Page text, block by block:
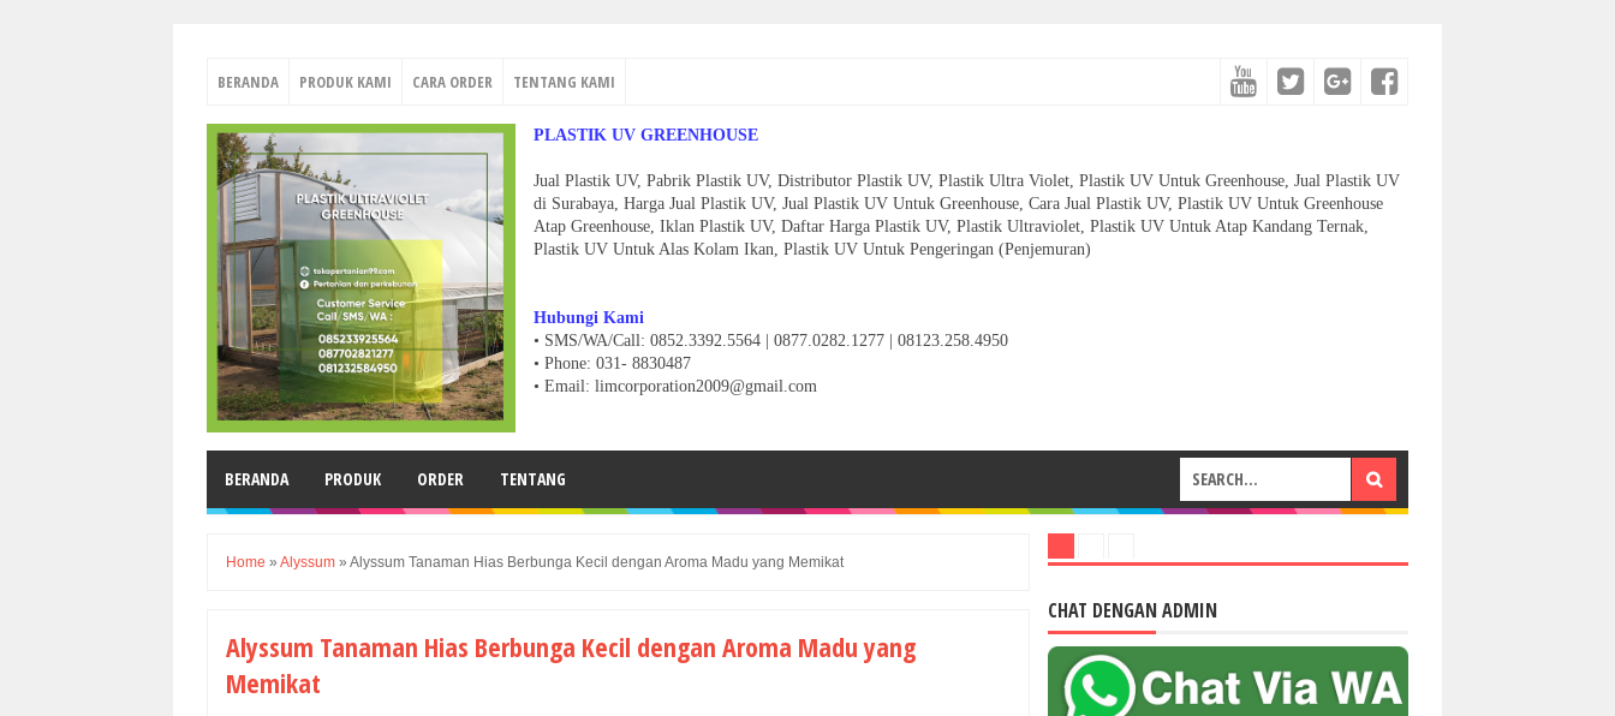
BERANDA PRODUK KAMI CARA ORDER TENTANG KAMI
PLASTIK UV GREENHOUSE
Jual Plastik UV, Pabrik Plastik UV, Distributor Plastik UV, Plastik Ultra Violet, Plastik UV Untuk Greenhouse, Jual Plastik UV
di Surabaya, Harga Jual Plastik UV, Jual Plastik UV Untuk Greenhouse, Cara Jual Plastik UV, Plastik UV Untuk Greenhouse
Atap Greenhouse, Iklan Plastik UV, Daftar Harga Plastik UV, Plastik Ultraviolet, Plastik UV Untuk Atap Kandang Ternak,
Plastik UV Untuk Alas Kolam Ikan, Plastik UV Untuk Pengeringan (Penjemuran)
Hubungi Kami
• SMS/WA/Call: 0852.3392.5564 | 0877.0282.1277 | 08123.258.4950
• Phone: 031- 8830487
• Email: limcorporation2009@gmail.com
BERANDA PRODUK ORDER TENTANG
Home » Alyssum » Alyssum Tanaman Hias Berbunga Kecil dengan Aroma Madu yang Memikat
Alyssum Tanaman Hias Berbunga Kecil dengan Aroma Madu yang
Memikat
CHAT DENGAN ADMIN